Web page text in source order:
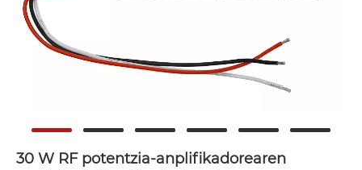
30 W RF potentzia-anplifikadorearen